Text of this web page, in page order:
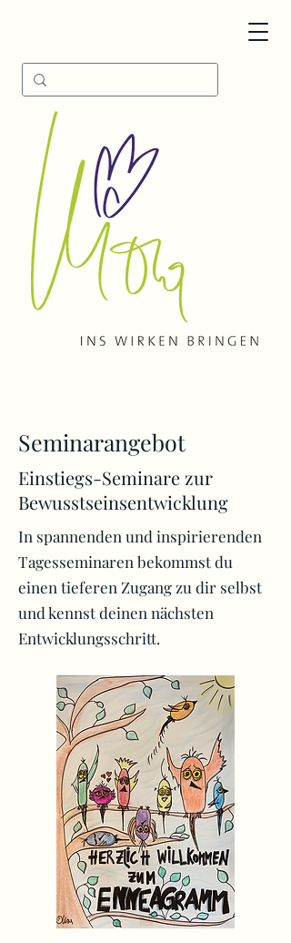
Seminarangebot
Einstiegs-Seminare zur
Bewusstseinsentwicklung
In spannenden und inspirierenden
Tagesseminaren bekommst du
einen tieferen Zugang zu dir selbst
und kennst deinen nächsten
Entwicklungsschritt.